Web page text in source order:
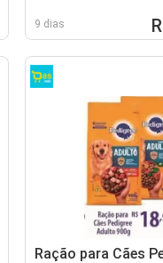
9 dias
Ração para Cães